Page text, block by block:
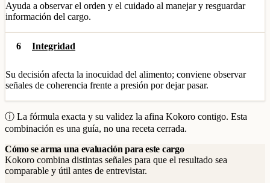
Ayuda a observar el orden y el cuidado al manejar y resguardar
información del cargo.
6 Integridad
Su decisión afecta la inocuidad del alimento; conviene observar
señales de coherencia frente a presión por dejar pasar.
ⓘ La fórmula exacta y su validez la afina Kokoro contigo. Esta
combinación es una guía, no una receta cerrada.
Cómo se arma una evaluación para este cargo
Kokoro combina distintas señales para que el resultado sea
comparable y útil antes de entrevistar.